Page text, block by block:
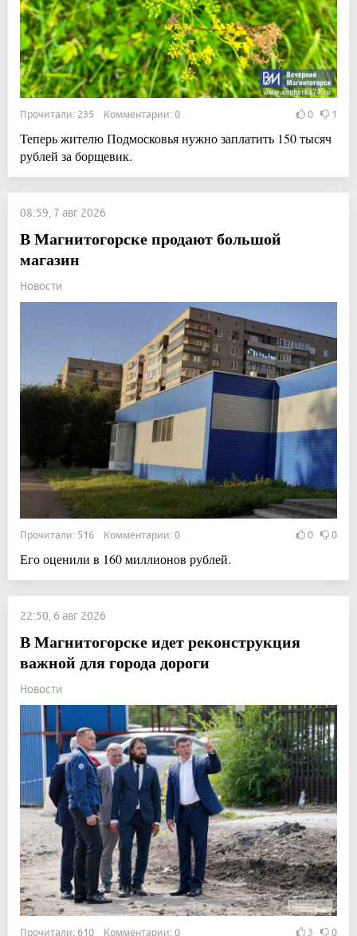
Прочитали: 235 Комментарии: 0 0 1
Теперь жителю Подмосковья нужно заплатить 150 тысяч
рублей за борщевик.
08:59, 7 авг 2026
В Магнитогорске продают большой
магазин
Новости
Прочитали: 516 Комментарии: 0 0 0
Его оценили в 160 миллионов рублей.
22:50, 6 авг 2026
В Магнитогорске идет реконструкция
важной для города дороги
Новости
Прочитали: 610 Комментарии: 0 3 0